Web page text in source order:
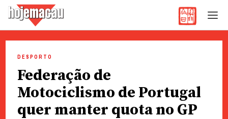
content
DESPORTO
Federação de
Motociclismo de Portugal
quer manter quota no GP